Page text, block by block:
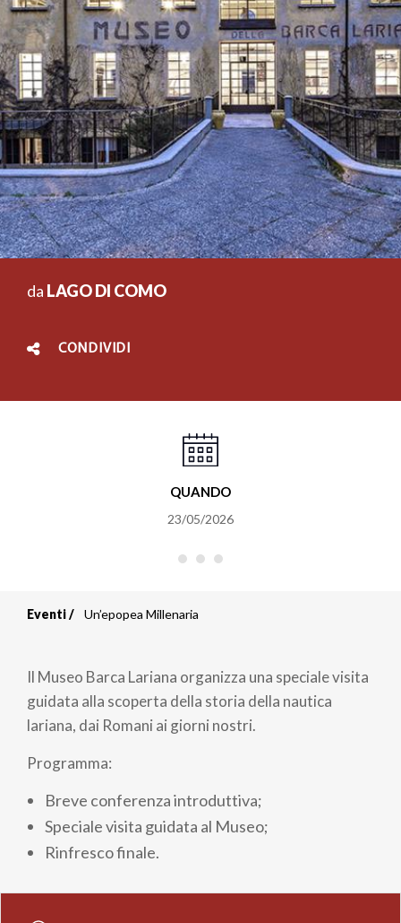
da LAGO DI COMO
CONDIVIDI
QUANDO
23/05/2026
di
pane
Eventi Un’epopea Millenaria
Il Museo Barca Lariana organizza una speciale visita
guidata alla scoperta della storia della nautica
lariana, dai Romani ai giorni nostri.
Programma:
Breve conferenza introduttiva;
Speciale visita guidata al Museo;
Rinfresco finale.